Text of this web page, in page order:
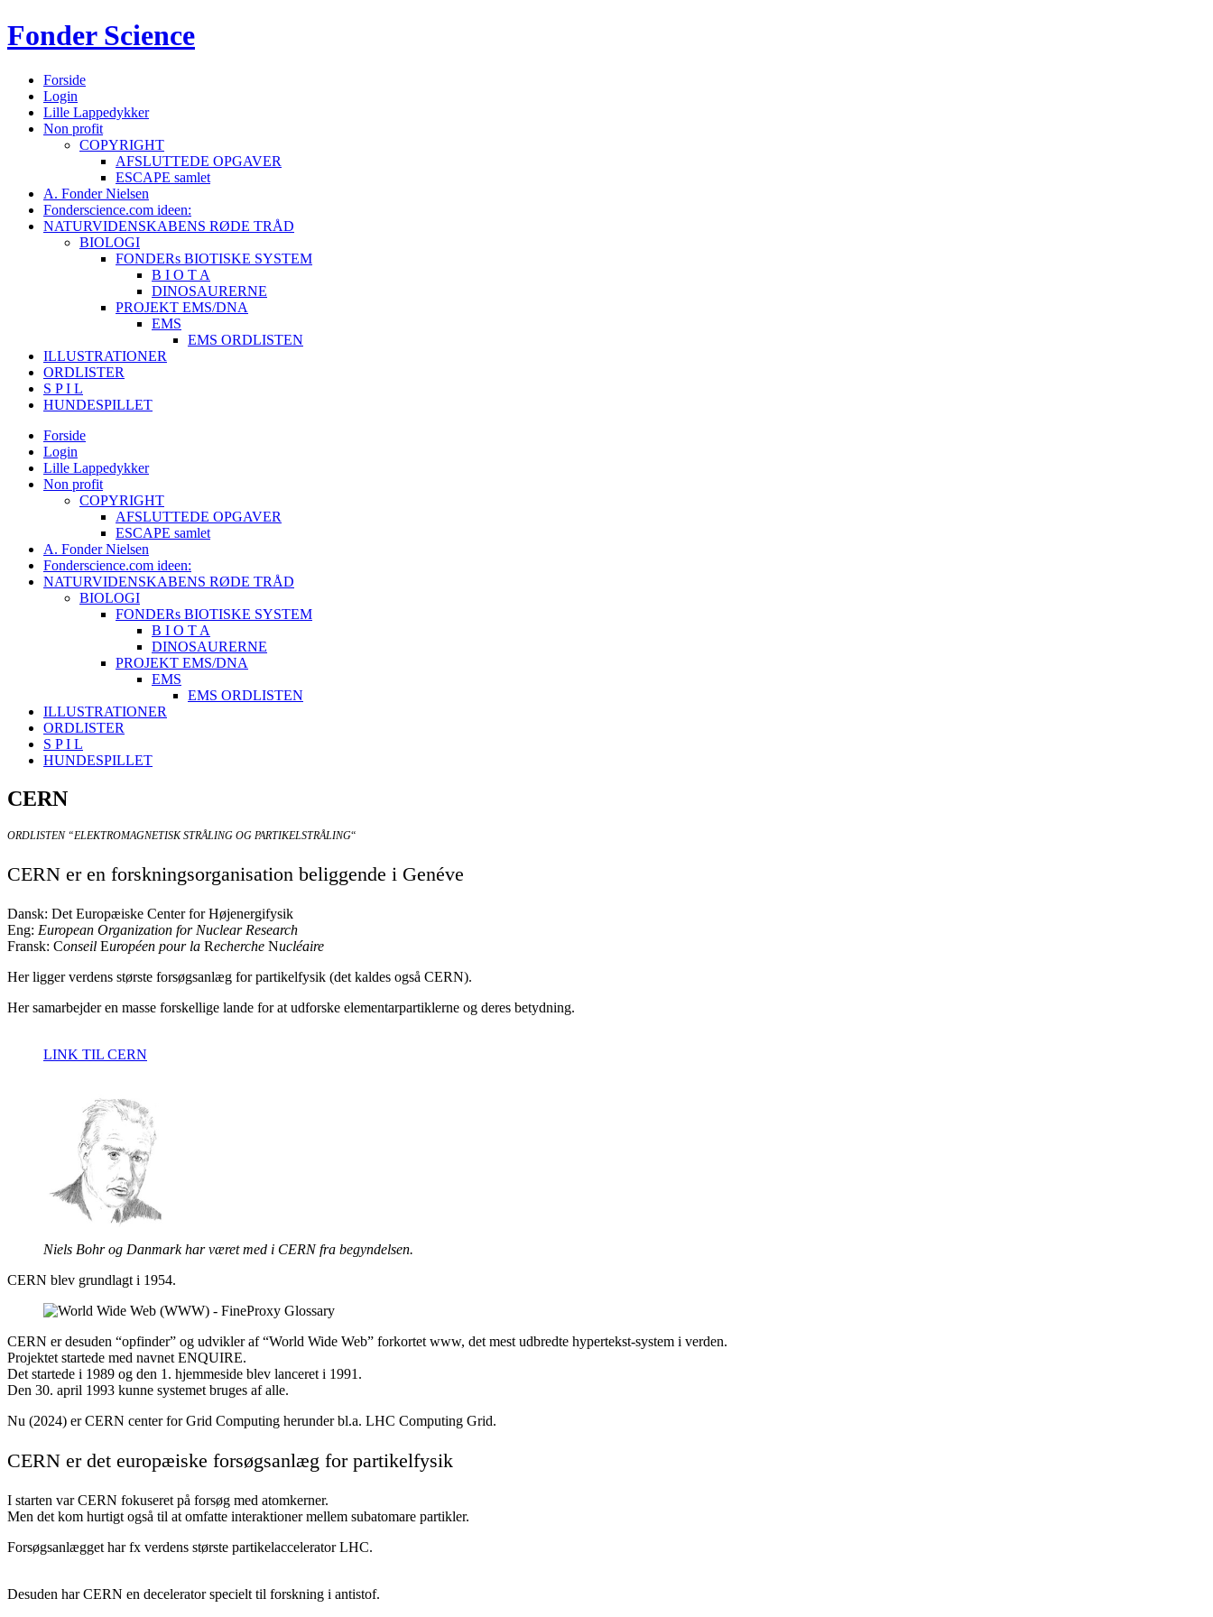
FonderScience
Forside
Login
Lille Lappedykker
Non profit
COPYRIGHT
AFSLUTTEDE OPGAVER
ESCAPE samlet
A. Fonder Nielsen
Fonderscience.com ideen:
NATURVIDENSKABENS RØDE TRÅD
BIOLOGI
FONDERs BIOTISKE SYSTEM
B I O T A
DINOSAURERNE
PROJEKT EMS/DNA
EMS
EMS ORDLISTEN
ILLUSTRATIONER
ORDLISTER
S P I L
HUNDESPILLET
Forside
Login
Lille Lappedykker
Non profit
COPYRIGHT
AFSLUTTEDE OPGAVER
ESCAPE samlet
A. Fonder Nielsen
Fonderscience.com ideen:
NATURVIDENSKABENS RØDE TRÅD
BIOLOGI
FONDERs BIOTISKE SYSTEM
B I O T A
DINOSAURERNE
PROJEKT EMS/DNA
EMS
EMS ORDLISTEN
ILLUSTRATIONER
ORDLISTER
S P I L
HUNDESPILLET
CERN
ORDLISTEN “ELEKTROMAGNETISK STRÅLING OG PARTIKELSTRÅLING“
CERN er en forskningsorganisation beliggende i Genéve
Dansk: Det Europæiske Center for Højenergifysik
Eng: European Organization for Nuclear Research
Fransk: Conseil Européen pour la Recherche Nucléaire
Her ligger verdens største forsøgsanlæg for partikelfysik (det kaldes også CERN).
Her samarbejder en masse forskellige lande for at udforske elementarpartiklerne og deres betydning.
LINK TIL CERN
Niels Bohr og Danmark har været med i CERN fra begyndelsen.
CERN blev grundlagt i 1954.
CERN er desuden “opfinder” og udvikler af “World Wide Web” forkortet www, det mest udbredte hypertekst-system i verden.
Projektet startede med navnet ENQUIRE.
Det startede i 1989 og den 1. hjemmeside blev lanceret i 1991.
Den 30. april 1993 kunne systemet bruges af alle.
Nu (2024) er CERN center for Grid Computing herunder bl.a. LHC Computing Grid.
CERN er det europæiske forsøgsanlæg for partikelfysik
I starten var CERN fokuseret på forsøg med atomkerner.
Men det kom hurtigt også til at omfatte interaktioner mellem subatomare partikler.
Forsøgsanlægget har fx verdens største partikelaccelerator LHC.
Desuden har CERN en decelerator specielt til forskning i antistof.